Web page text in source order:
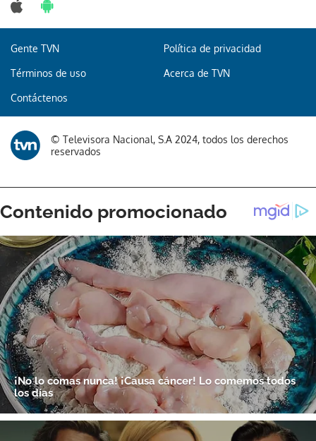
Gente TVN Política de privacidad
Términos de uso Acerca de TVN
Contáctenos
© Televisora Nacional, S.A 2024, todos los derechos
reservados